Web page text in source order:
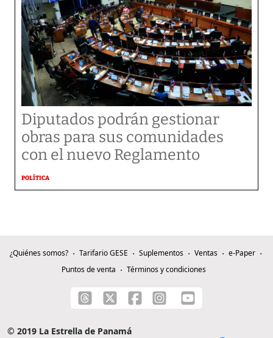
Diputados podrán gestionar
obras para sus comunidades
con el nuevo Reglamento
POLÍTICA
¿Quiénes somos? Tarifario GESE Suplementos Ventas
e-Paper
Puntos de venta
Términos y condiciones
© 2019 La Estrella de Panamá